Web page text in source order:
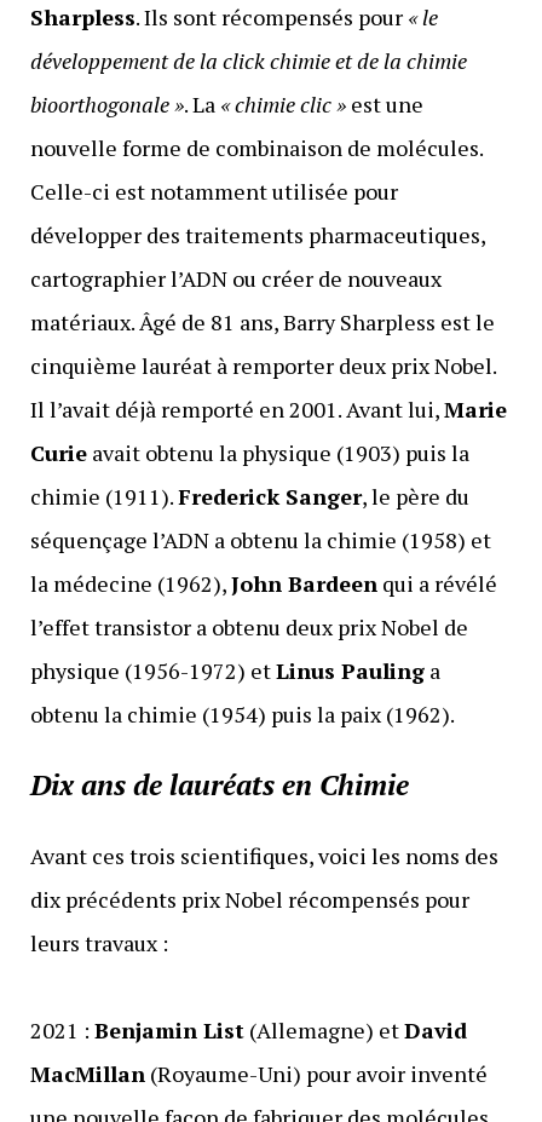
Sharpless. Ils sont récompensés pour « le
développement de la click chimie et de la chimie
bioorthogonale ». La « chimie clic »est une
nouvelle forme de combinaison de molécules.
Celle-ci est notamment utilisée pour
développer des traitements pharmaceutiques,
cartographier l’ADN ou créer de nouveaux
matériaux. Âgé de 81 ans, Barry Sharpless est le
cinquième lauréat à remporter deux prix Nobel.
Il l’avait déjà remporté en 2001. Avant lui,Marie
Curieavait obtenu la physique (1903) puis la
chimie (1911).Frederick Sanger, le père du
séquençage l’ADN a obtenu la chimie (1958) et
la médecine (1962),John Bardeenqui a révélé
l’effet transistor a obtenu deux prix Nobel de
physique (1956-1972) etLinus Paulinga
obtenu la chimie (1954) puis la paix (1962).
Dix ans de lauréats en Chimie
Avant ces trois scientifiques, voici les noms des
dix précédents prix Nobel récompensés pour
leurs travaux :
2021 : Benjamin List(Allemagne) etDavid
MacMillan(Royaume-Uni) pour avoir inventé